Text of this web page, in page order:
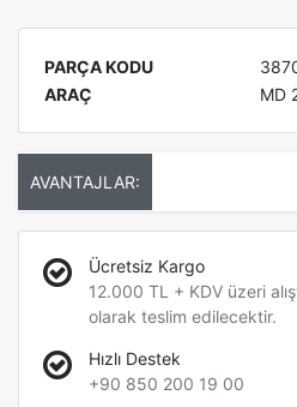
PARÇA KODU
ARAÇ
MD
AVANTAJLAR:
Ücretsiz Kargo
12.000 TL + KDV üzeri
olarak teslim edilecektir.
Hızlı Destek
+90 850 200 19 00